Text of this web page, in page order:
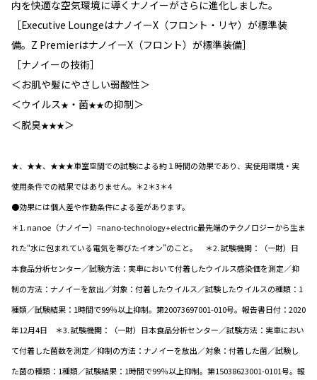
内を快適な空気環境に導くナノイーがさらに進化しました。
［Executive LoungeはナノイーX（フロント・リヤ）が標準装
備。Z PremierはナノイーX（フロント）が標準装備］
［ナノイーの技術］
＜お肌や髪にやさしい弱酸性＞
＜ウイルス★ ・菌★★の抑制＞
＜脱臭★★★＞
★、★★、★★★車室空間での試験による約１時間の効果であり、実使用環境・実
使用条件での結果ではありません。＊2＊3＊4
●効果には個人差や作動条件による差があります。
＊1. nanoe（ナノイー）=nano-technology+electric最先端のテクノロジーから生ま
れた“水に包まれている電気を帯びたイオン”のこと。 ＊2. 試験機関：（一財）日
本食品分析センター／試験方法：実車において付着したウイルス感染価を測定／抑
制の方法：ナノイーを放出／対象：付着したウイルス／試験したウイルスの種類：1
種類／試験結果：1時間で99％以上抑制。第20073697001-010号。報告書日付：2020
年12月4日 ＊3. 試験機関：（一財）日本食品分析センター／試験方法：実車におい
て付着した菌数を測定／抑制の方法：ナノイーを放出／対象：付着した菌／試験し
た菌の種類：1種類／試験結果：1時間で99％以上抑制。第15038623001-0101号。報